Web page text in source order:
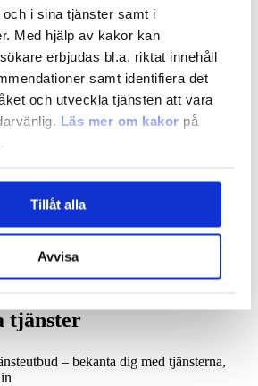
i sina tjänster samt i
Med hjälp av kakor kan
erbjudas bl.a. riktat innehåll
samt identifiera det
och utveckla tjänsten att vara
Läs mer om kakor på
Tillåt alla
Avvisa
Business Finland får små och medelstora
rekommendationer om tillväxt- och
som bäst lämpar sig för deras situation.
samt erbjuder
tjänster
– bekanta dig med tjänsterna,